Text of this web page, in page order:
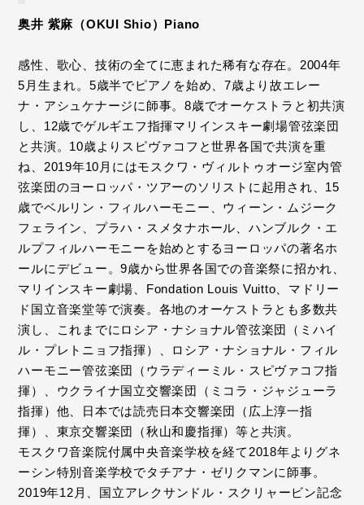
奥井 紫麻（OKUI Shio）Piano
感性、歌心、技術の全てに恵まれた稀有な存在。2004年
5月生まれ。5歳半でピアノを始め、7歳より故エレー
ナ・アシュケナージに師事。8歳でオーケストラと初共演
し、12歳でゲルギエフ指揮マリインスキー劇場管弦楽団
と共演。10歳よりスピヴァコフと世界各国で共演を重
ね、2019年10月にはモスクワ・ヴィルトゥオージ室内管
弦楽団のヨーロッパ・ツアーのソリストに起用され、15
歳でベルリン・フィルハーモニー、ウィーン・ムジーク
フェライン、プラハ・スメタナホール、ハンブルク・エ
ルプフィルハーモニーを始めとするヨーロッパの著名ホ
ールにデビュー。9歳から世界各国での音楽祭に招かれ、
マリインスキー劇場、Fondation Louis Vuitto、マドリー
ド国立音楽堂等で演奏。各地のオーケストラとも多数共
演し、これまでにロシア・ナショナル管弦楽団（ミハイ
ル・プレトニョフ指揮）、ロシア・ナショナル・フィル
ハーモニー管弦楽団（ウラディーミル・スピヴァコフ指
揮）、ウクライナ国立交響楽団（ミコラ・ジャジューラ
指揮）他、日本では読売日本交響楽団（広上淳一指
揮）、東京交響楽団（秋山和慶指揮）等と共演。
モスクワ音楽院付属中央音楽学校を経て2018年よりグネ
ーシン特別音楽学校でタチアナ・ゼリクマンに師事。
2019年12月、国立アレクサンドル・スクリャービン記念